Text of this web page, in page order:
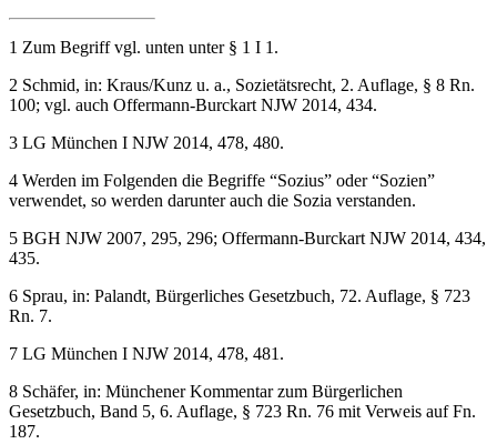
1 Zum Begriff vgl. unten unter § 1 I 1.
100; vgl. auch Offermann-Burckart NJW 2014, 434.
3 LG München I NJW 2014, 478, 480.
verwendet, so werden darunter auch die Sozia verstanden.
435.
Rn. 7.
7 LG München I NJW 2014, 478, 481.
8 Schäfer, in: Münchener Kommentar zum Bürgerlichen